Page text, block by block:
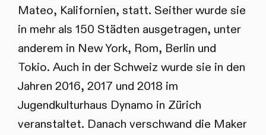
Mateo, Kalifornien, statt. Seither wurde sie
in mehr als 150 Städten ausgetragen, unter
anderem in New York, Rom, Berlin und
Tokio. Auch in der Schweiz wurde sie in den
Jahren 2016, 2017 und 2018 im
Jugendkulturhaus Dynamo in Zürich
veranstaltet. Danach verschwand die Maker